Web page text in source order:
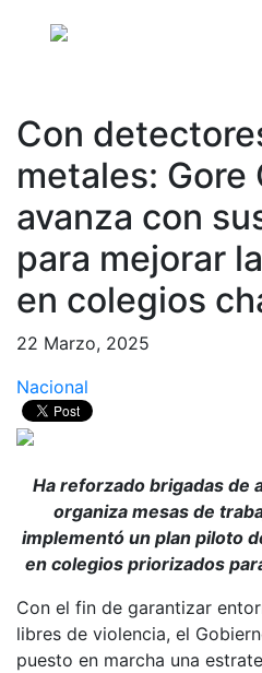
Con
metales: Gore
avanza con
para mejorar
en colegios
22 Marzo, 2025
Nacional
Ha reforzado brigadas de
organiza mesas de
implementó un plan piloto
en colegios priorizados
Con el fin de garantizar
libres de violencia, el
puesto en marcha una